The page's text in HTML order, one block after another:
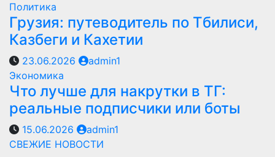
Политика
Грузия: путеводитель по Тбилиси,
Казбеги и Кахетии
23.06.2026
admin1
Экономика
Что лучше для накрутки в ТГ:
реальные подписчики или боты
15.06.2026
admin1
СВЕЖИЕ НОВОСТИ